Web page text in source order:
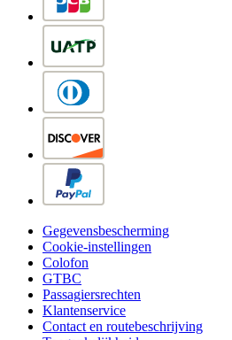
Gegevensbescherming
Cookie-instellingen
Colofon
GTBC
Passagiersrechten
Klantenservice
Contact en routebeschrijving